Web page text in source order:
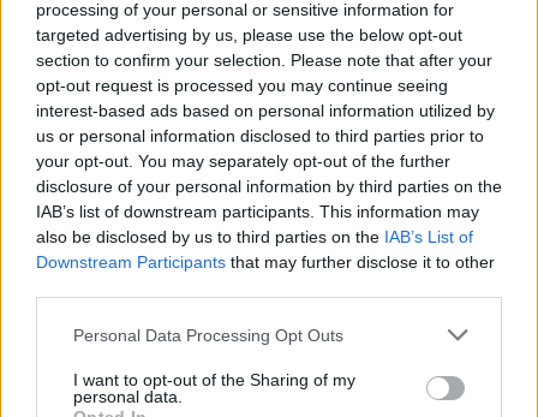
processing of your personal or sensitive information for
targeted advertising by us, please use the below opt-out
section to confirm your selection. Please note that after your
opt-out request is processed you may continue seeing
interest-based ads based on personal information utilized by
us or personal information disclosed to third parties prior to
your opt-out. You may separately opt-out of the further
disclosure of your personal information by third parties on the
IAB’s list of downstream participants. This information may
also be disclosed by us to third parties on the IAB’s List of
Downstream Participants that may further disclose it to other
Personal Data Processing Opt Outs
I want to opt-out of the Sharing of my
personal data.
Foto Alfio Guarise
Consulta il catalogo palloni RM: